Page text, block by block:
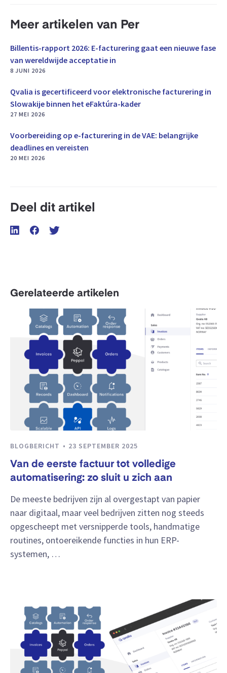
Meer artikelen van Per
Billentis-rapport 2026: E-facturering gaat een nieuwe fase
van wereldwijde acceptatie in
8 JUNI 2026
Qvalia is gecertificeerd voor elektronische facturering in
Slowakije binnen het eFaktúra-kader
27 MEI 2026
Voorbereiding op e-facturering in de VAE: belangrijke
deadlines en vereisten
20 MEI 2026
Deel dit artikel
Gerelateerde artikelen
BLOGBERICHT 23 SEPTEMBER 2025
Van de eerste factuur tot volledige
automatisering: zo sluit u zich aan
De meeste bedrijven zijn al overgestapt van papier
naar digitaal, maar veel bedrijven zitten nog steeds
opgescheept met versnipperde tools, handmatige
routines, ontoereikende functies in hun ERP-
systemen, …